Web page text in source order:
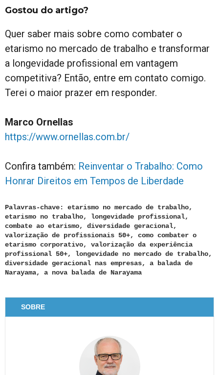
Gostou do artigo?
Quer saber mais sobre como combater o
etarismo no mercado de trabalho e transformar
a longevidade profissional em vantagem
competitiva? Então, entre em contato comigo.
Terei o maior prazer em responder.
Marco Ornellas
https://www.ornellas.com.br/
Confira também: Reinventar o Trabalho: Como
Honrar Direitos em Tempos de Liberdade
Palavras-chave: etarismo no mercado de trabalho,
etarismo no trabalho, longevidade profissional,
combate ao etarismo, diversidade geracional,
valorização de profissionais 50+, como combater o
etarismo corporativo, valorização da experiência
profissional 50+, longevidade no mercado de trabalho,
diversidade geracional nas empresas, a balada de
Narayama, a nova balada de Narayama
SOBRE